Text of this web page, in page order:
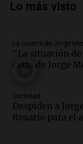
vehículos
Audio.
y cinco
un puente
Audio.
Rosario
Lo más visto
La muerte de Jorge
"La situación
carta de Jorge
Sociedad
Despiden a
Rosario para el